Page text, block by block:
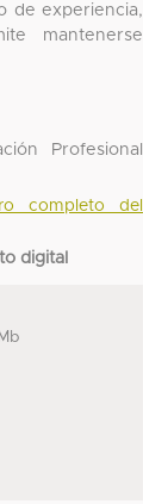
de experiencia,
mantenerse
Profesional
completo del
digital